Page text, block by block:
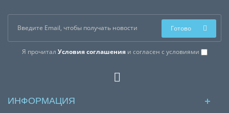
Я прочитал Условия соглашенияи согласен с условиями
Готово
ИНФОРМАЦИЯ